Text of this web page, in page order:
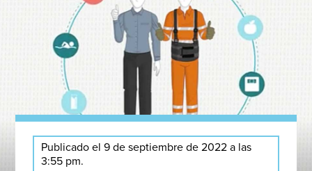
Publicado el 9 de septiembre de 2022 a las
3:55 pm.